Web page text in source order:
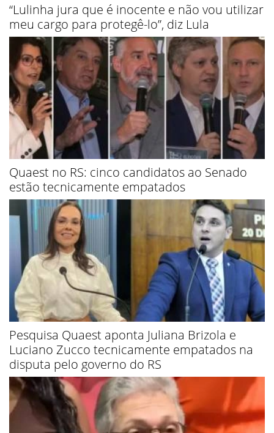
“Lulinha jura que é inocente e não vou utilizar
meu cargo para protegê-lo”, diz Lula
Quaest no RS: cinco candidatos ao Senado
estão tecnicamente empatados
Pesquisa Quaest aponta Juliana Brizola e
Luciano Zucco tecnicamente empatados na
disputa pelo governo do RS